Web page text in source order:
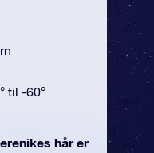
til -60°
hår er